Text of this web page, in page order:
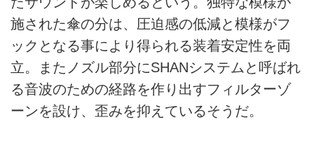
施された傘の分は、圧迫感の低減と模様がフ
ックとなる事により得られる装着安定性を両
立。またノズル部分にSHANシステムと呼ばれ
る音波のための経路を作り出すフィルターゾ
ーンを設け、歪みを抑えているそうだ。